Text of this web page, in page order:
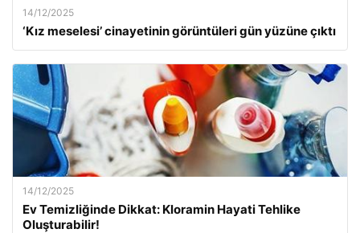
14/12/2025
‘Kız meselesi’ cinayetinin görüntüleri gün yüzüne çıktı
14/12/2025
Ev Temizliğinde Dikkat: Kloramin Hayati Tehlike
Oluşturabilir!